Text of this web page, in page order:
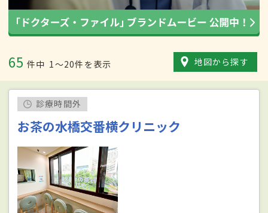
65 件中 1〜20件を表示 地図から探す
診療時間外
お茶の水橋交番横クリニック